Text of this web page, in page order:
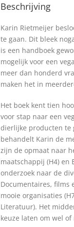
Beschrijving
Karin Rietmeijer
te gaan. Dit bleek
is een handboek
mogelijk voor een
meer dan honderd
maken het in
Het boek kent tien
voor stap naar een
dierlijke producten te
behandelt Karin de
zijn de opmaat naar
maatschappij (H4) en
onderzoek naar de
Documentaires, films
mooie organisaties
Literatuur). Het
keuze laten om wel